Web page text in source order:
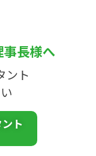
長様へ
ント
ト